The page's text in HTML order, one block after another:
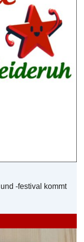
-festival kommt